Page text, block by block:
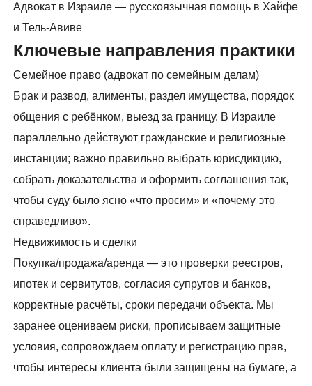
Адвокат в Израиле — русскоязычная помощь в Хайфе
и Тель-Авиве
Ключевые направления практики
Семейное право (адвокат по семейным делам)
Брак и развод, алименты, раздел имущества, порядок
общения с ребёнком, выезд за границу. В Израиле
параллельно действуют гражданские и религиозные
инстанции; важно правильно выбрать юрисдикцию,
собрать доказательства и оформить соглашения так,
чтобы суду было ясно «что просим» и «почему это
справедливо».
Недвижимость и сделки
Покупка/продажа/аренда — это проверки реестров,
ипотек и сервитутов, согласия супругов и банков,
корректные расчёты, сроки передачи объекта. Мы
заранее оцениваем риски, прописываем защитные
условия, сопровождаем оплату и регистрацию прав,
чтобы интересы клиента были защищены на бумаге, а